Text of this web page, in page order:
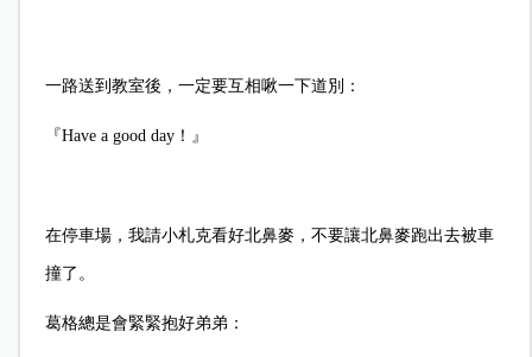
一路送到教室後，一定要互相啾一下道別：
『Have a good day！』
在停車場，我請小札克看好北鼻麥，不要讓北鼻麥跑出去被車
撞了。
葛格總是會緊緊抱好弟弟：